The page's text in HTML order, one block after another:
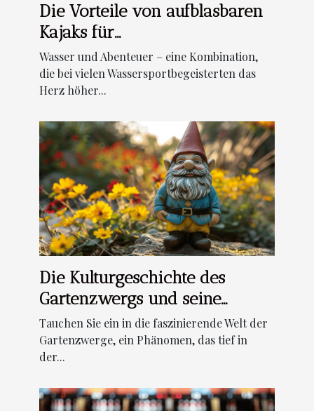
Die Vorteile von aufblasbaren
Kajaks für
Wassersportbegeisterte
Wasser und Abenteuer – eine Kombination,
die bei vielen Wassersportbegeisterten das
Herz höher...
Die Kulturgeschichte des
Gartenzwergs und seine
Bedeutung heute
Tauchen Sie ein in die faszinierende Welt der
Gartenzwerge, ein Phänomen, das tief in
der...